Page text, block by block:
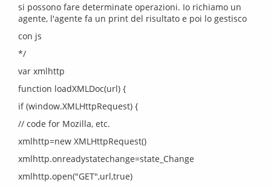
si possono fare determinate operazioni. Io richiamo un
agente, l'agente fa un print del risultato e poi lo gestisco
con js
*/
var xmlhttp
function loadXMLDoc(url) {
if (window.XMLHttpRequest) {
// code for Mozilla, etc.
xmlhttp=new XMLHttpRequest()
xmlhttp.onreadystatechange=state_Change
xmlhttp.open("GET",url,true)